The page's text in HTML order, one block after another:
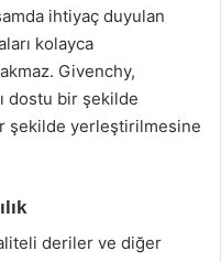
ihtiyaç duyulan
kolayca
Givenchy,
dostu bir şekilde
şekilde yerleştirilmesine
deriler ve diğer